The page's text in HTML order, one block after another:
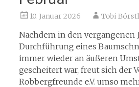
10. Januar 2026 Tobi
Nachdem in den vergangenen
Durchführung eines
immer wieder an äußeren
gescheitert war, freut sich der
Robbergfreunde e.V. umso